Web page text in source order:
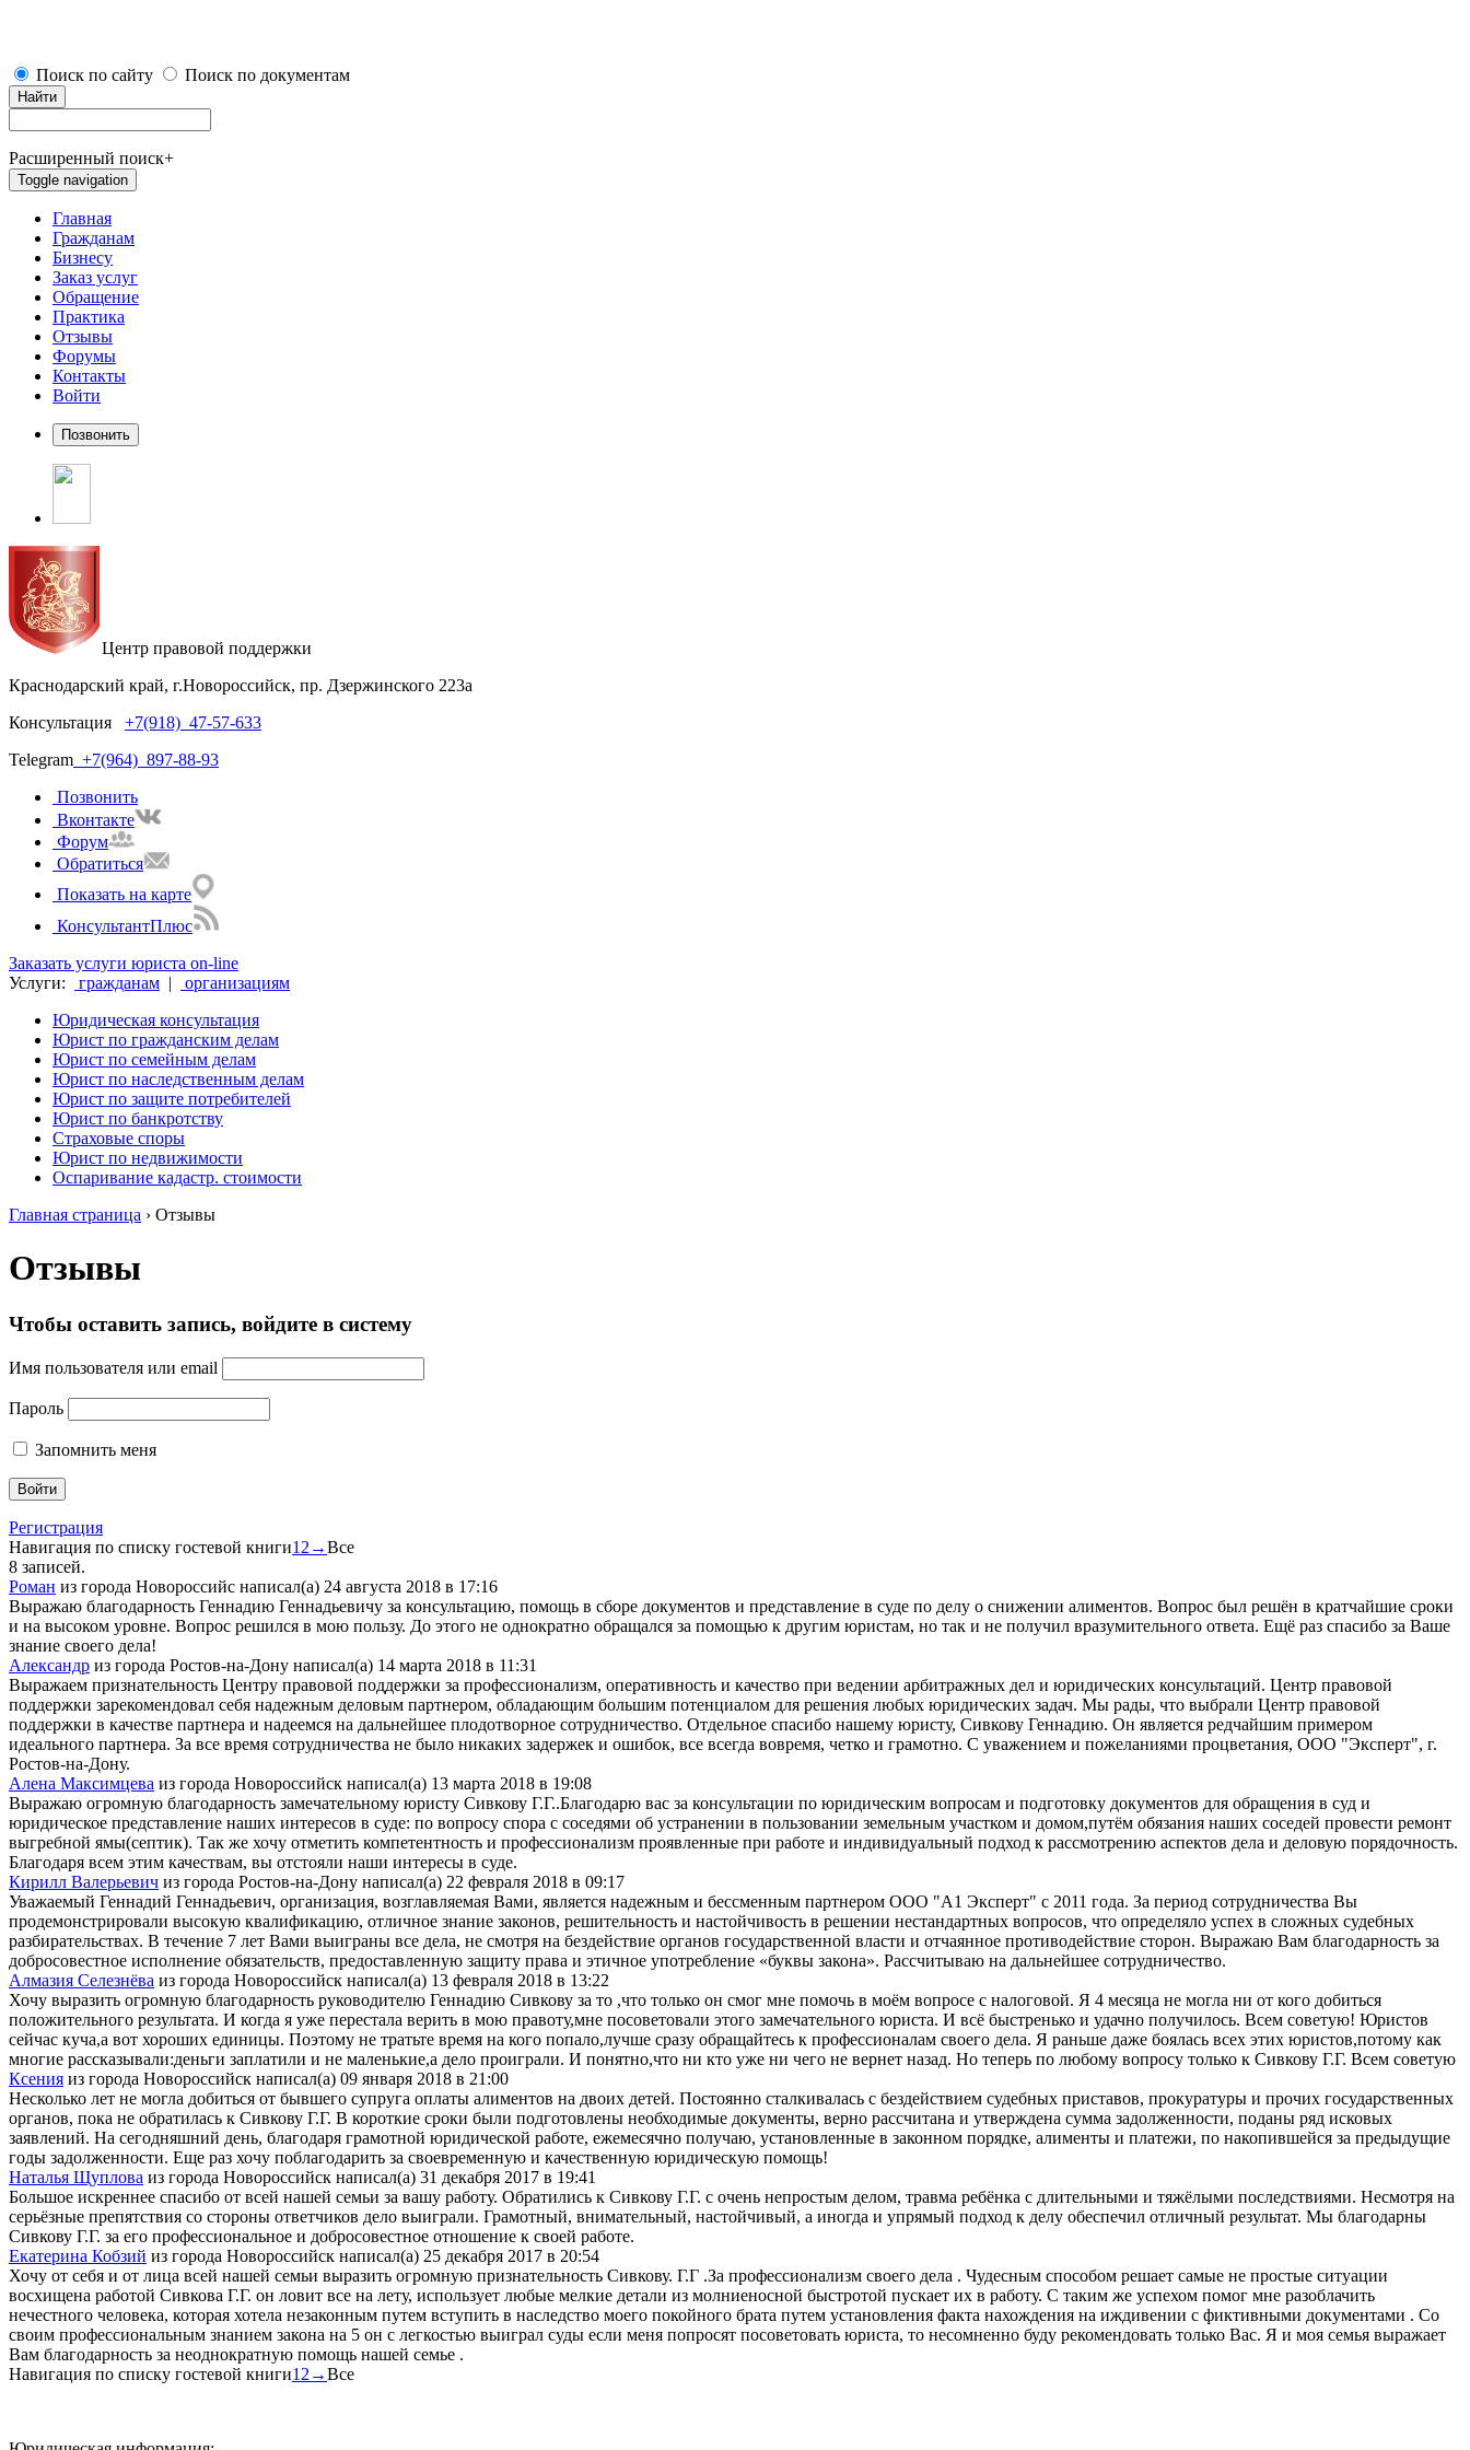
Поиск по сайту Поиск по документам
Найти
Расширенный поиск+
Toggle navigation
Главная
Гражданам
Бизнесу
Заказ услуг
Обращение
Практика
Отзывы
Форумы
Контакты
Войти
Центр правовой поддержки
Краснодарский край, г.Новороссийск, пр. Дзержинского 223а
Консультация +7(918) 47-57-633
Telegram +7(964) 897-88-93
Позвонить
Вконтакте
Форум
Обратиться
Показать на карте
КонсультантПлюс
Заказать услуги юриста on-line
Услуги:
гражданам |
организациям
Юридическая консультация
Юрист по гражданским делам
Юрист по семейным делам
Юрист по наследственным делам
Юрист по защите потребителей
Юрист по банкротству
Страховые споры
Юрист по недвижимости
Оспаривание кадастр. стоимости
Главная страница › Отзывы
Отзывы
Чтобы оставить запись, войдите в систему
Имя пользователя или email
Пароль
Запомнить меня
Регистрация
Навигация по списку гостевой книги1 2 →Все
8 записей.
Роман из города Новороссийс написал(а) 24 августа 2018 в 17:16
Выражаю благодарность Геннадию Геннадьевичу за консультацию, помощь в сборе документов и представление в суде по делу о снижении алиментов. Вопрос был решён в кратчайшие сроки
и на высоком уровне. Вопрос решился в мою пользу. До этого не однократно обращался за помощью к другим юристам, но так и не получил вразумительного ответа. Ещё раз спасибо за Ваше
знание своего дела!
Александр из города Ростов-на-Дону написал(а) 14 марта 2018 в 11:31
Выражаем признательность Центру правовой поддержки за профессионализм, оперативность и качество при ведении арбитражных дел и юридических консультаций. Центр правовой
поддержки зарекомендовал себя надежным деловым партнером, обладающим большим потенциалом для решения любых юридических задач. Мы рады, что выбрали Центр правовой
поддержки в качестве партнера и надеемся на дальнейшее плодотворное сотрудничество. Отдельное спасибо нашему юристу, Сивкову Геннадию. Он является редчайшим примером
идеального партнера. За все время сотрудничества не было никаких задержек и ошибок, все всегда вовремя, четко и грамотно. С уважением и пожеланиями процветания, ООО "Эксперт", г.
Ростов-на-Дону.
Алена Максимцева из города Новороссийск написал(а) 13 марта 2018 в 19:08
Выражаю огромную благодарность замечательному юристу Сивкову Г.Г..Благодарю вас за консультации по юридическим вопросам и подготовку документов для обращения в суд и
юридическое представление наших интересов в суде: по вопросу спора с соседями об устранении в пользовании земельным участком и домом,путём обязания наших соседей провести ремонт
выгребной ямы(септик). Так же хочу отметить компетентность и профессионализм проявленные при работе и индивидуальный подход к рассмотрению аспектов дела и деловую порядочность.
Благодаря всем этим качествам, вы отстояли наши интересы в суде.
Кирилл Валерьевич из города Ростов-на-Дону написал(а) 22 февраля 2018 в 09:17
Уважаемый Геннадий Геннадьевич, организация, возглавляемая Вами, является надежным и бессменным партнером ООО "А1 Эксперт" с 2011 года. За период сотрудничества Вы
продемонстрировали высокую квалификацию, отличное знание законов, решительность и настойчивость в решении нестандартных вопросов, что определяло успех в сложных судебных
разбирательствах. В течение 7 лет Вами выиграны все дела, не смотря на бездействие органов государственной власти и отчаянное противодействие сторон. Выражаю Вам благодарность за
добросовестное исполнение обязательств, предоставленную защиту права и этичное употребление «буквы закона». Рассчитываю на дальнейшее сотрудничество.
Алмазия Селезнёва из города Новороссийск написал(а) 13 февраля 2018 в 13:22
Хочу выразить огромную благодарность руководителю Геннадию Сивкову за то ,что только он смог мне помочь в моём вопросе с налоговой. Я 4 месяца не могла ни от кого добиться
положительного результата. И когда я уже перестала верить в мою правоту,мне посоветовали этого замечательного юриста. И всё быстренько и удачно получилось. Всем советую! Юристов
сейчас куча,а вот хороших единицы. Поэтому не тратьте время на кого попало,лучше сразу обращайтесь к профессионалам своего дела. Я раньше даже боялась всех этих юристов,потому как
многие рассказывали:деньги заплатили и не маленькие,а дело проиграли. И понятно,что ни кто уже ни чего не вернет назад. Но теперь по любому вопросу только к Сивкову Г.Г. Всем советую
Ксения из города Новороссийск написал(а) 09 января 2018 в 21:00
Несколько лет не могла добиться от бывшего супруга оплаты алиментов на двоих детей. Постоянно сталкивалась с бездействием судебных приставов, прокуратуры и прочих государственных
органов, пока не обратилась к Сивкову Г.Г. В короткие сроки были подготовлены необходимые документы, верно рассчитана и утверждена сумма задолженности, поданы ряд исковых
заявлений. На сегодняшний день, благодаря грамотной юридической работе, ежемесячно получаю, установленные в законном порядке, алименты и платежи, по накопившейся за предыдущие
годы задолженности. Еще раз хочу поблагодарить за своевременную и качественную юридическую помощь!
Наталья Щуплова из города Новороссийск написал(а) 31 декабря 2017 в 19:41
Большое искреннее спасибо от всей нашей семьи за вашу работу. Обратились к Сивкову Г.Г. с очень непростым делом, травма ребёнка с длительными и тяжёлыми последствиями. Несмотря на
серьёзные препятствия со стороны ответчиков дело выиграли. Грамотный, внимательный, настойчивый, а иногда и упрямый подход к делу обеспечил отличный результат. Мы благодарны
Сивкову Г.Г. за его профессиональное и добросовестное отношение к своей работе.
Екатерина Кобзий из города Новороссийск написал(а) 25 декабря 2017 в 20:54
Хочу от себя и от лица всей нашей семьи выразить огромную признательность Сивкову. Г.Г .За профессионализм своего дела . Чудесным способом решает самые не простые ситуации
восхищена работой Сивкова Г.Г. он ловит все на лету, использует любые мелкие детали из молниеносной быстротой пускает их в работу. С таким же успехом помог мне разоблачить
нечестного человека, которая хотела незаконным путем вступить в наследство моего покойного брата путем установления факта нахождения на иждивении с фиктивными документами . Со
своим профессиональным знанием закона на 5 он с легкостью выиграл суды если меня попросят посоветовать юриста, то несомненно буду рекомендовать только Вас. Я и моя семья выражает
Вам благодарность за неоднократную помощь нашей семье .
Навигация по списку гостевой книги1 2 →Все